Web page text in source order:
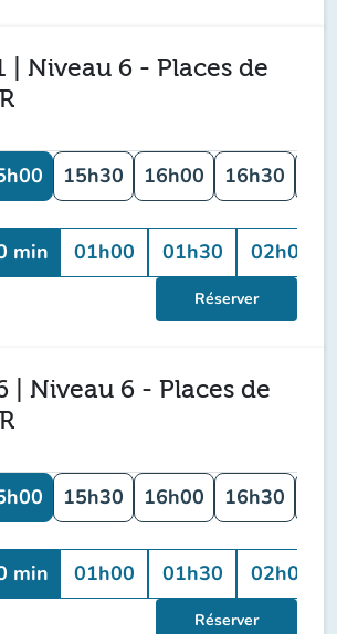
| Niveau 6 - Places de
15h30 16h00 16h30
min 01h00 01h30 02h00
Réserver
| Niveau 6 - Places de
15h30 16h00 16h30
min 01h00 01h30 02h00
Réserver